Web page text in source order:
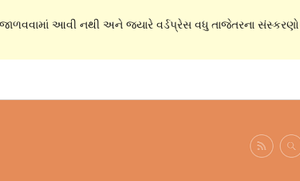
આવી નથી અને જ્યારે વર્ડપ્રેસ વધુ તાજેતરના સંસ્કરણો